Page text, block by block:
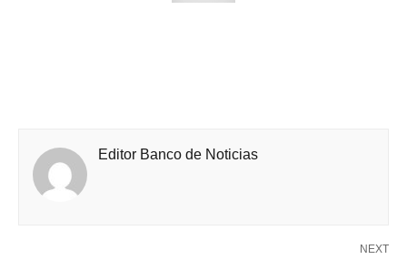
Editor Banco de Noticias
NEXT